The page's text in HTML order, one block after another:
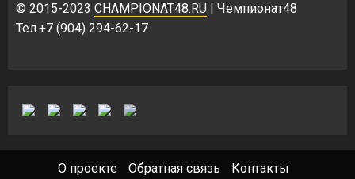
© 2015-2023 CHAMPIONAT48.RU | Чемпионат48
Тел.+7 (904) 294-62-17
О проекте Обратная связь Контакты